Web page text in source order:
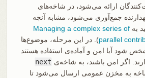
ارائه می‌شود، در شاخه‌های
جمع‌آوری می‌شود، مشابه آنچه
به Managing a complex series of
parallel). در این مرحله، موضوع‌ها
شود آیا امن و آماده‌ی استفاده هستند
اگر امن باشند، به شاخه‌ی next
به مخزن عمومی ارسال می‌شود تا